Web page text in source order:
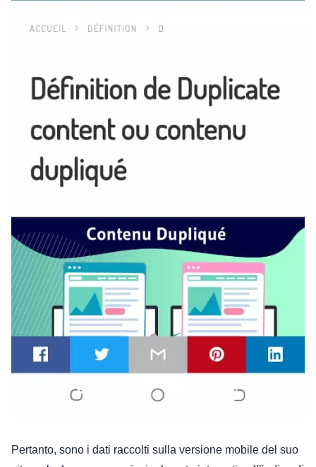
Pertanto, sono i dati raccolti sulla versione mobile del suo